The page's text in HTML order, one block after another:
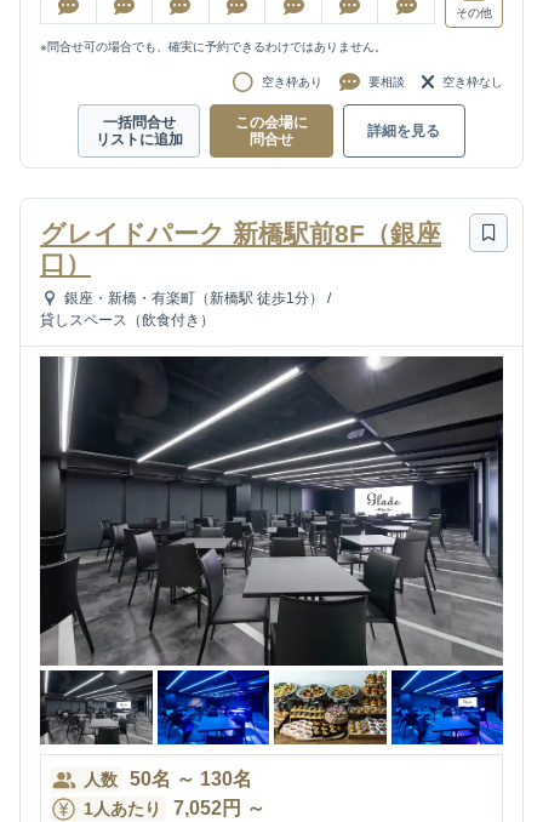
その他
※問合せ可の場合でも、確実に予約できるわけではありません。
空き枠あり 要相談 空き枠なし
一括問合せ
リストに追加
この会場に
問合せ
詳細を見る
グレイドパーク 新橋駅前8F（銀座
口）
銀座・新橋・有楽町（新橋駅 徒歩1分）
/
貸しスペース（飲食付き）
人数 50名 ～ 130名
1人あたり 7,052円 ～